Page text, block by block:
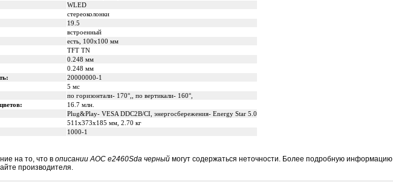
WLED
стереоколонки
19.5
встроенный
есть, 100x100 мм
TFT TN
0.248 мм
0.248 мм
20000000-1
5 мс
по горизонтали- 170°,, по вертикали- 160°,
16.7 млн.
Plug&Play- VESA DDC2B/CI, энергосбережения- Energy Star 5.0
511x373x185 мм, 2.70 кг
1000-1
на то, что вописании AOC e2460Sda черный могут содержаться неточности. Более подробную информацию
производителя.